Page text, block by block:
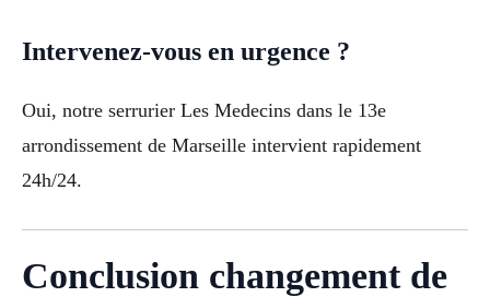
Intervenez-vous en urgence ?
Oui, notre serrurier Les Medecins dans le 13e
arrondissement de Marseille intervient rapidement
24h/24.
Conclusion changement de